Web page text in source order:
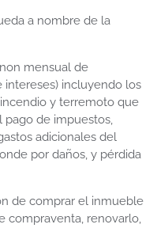
a nombre de la
mensual de
intereses) incluyendo los
y terremoto que
pago de impuestos,
adicionales del
por daños, y pérdida
de comprar el inmueble
compraventa, renovarlo,